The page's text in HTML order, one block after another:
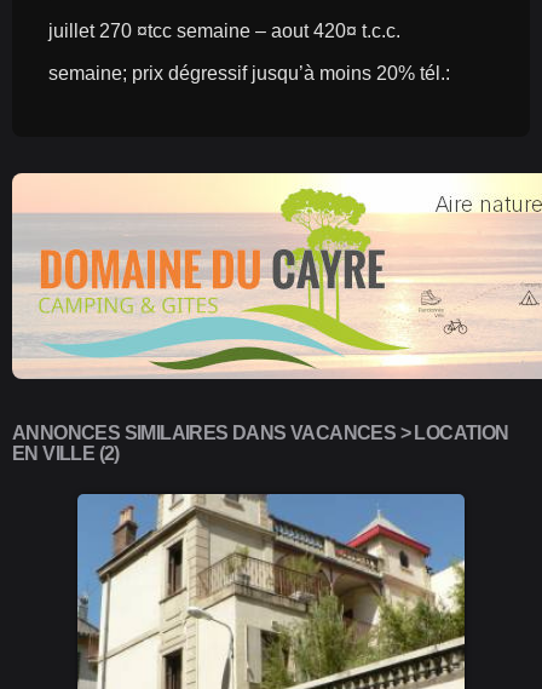
juillet 270 ¤tcc semaine – aout 420¤ t.c.c.
semaine; prix dégressif jusqu’à moins 20% tél.:
ANNONCES SIMILAIRES DANS VACANCES > LOCATION
EN VILLE (2)